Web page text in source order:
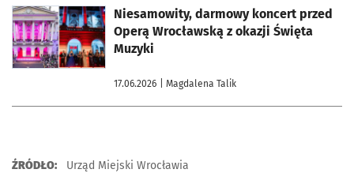
Niesamowity, darmowy koncert przed
Operą Wrocławską z okazji Święta
Muzyki
17.06.2026 | Magdalena Talik
otworzy się w nowej karcie
ŹRÓDŁO: Urząd Miejski Wrocławia